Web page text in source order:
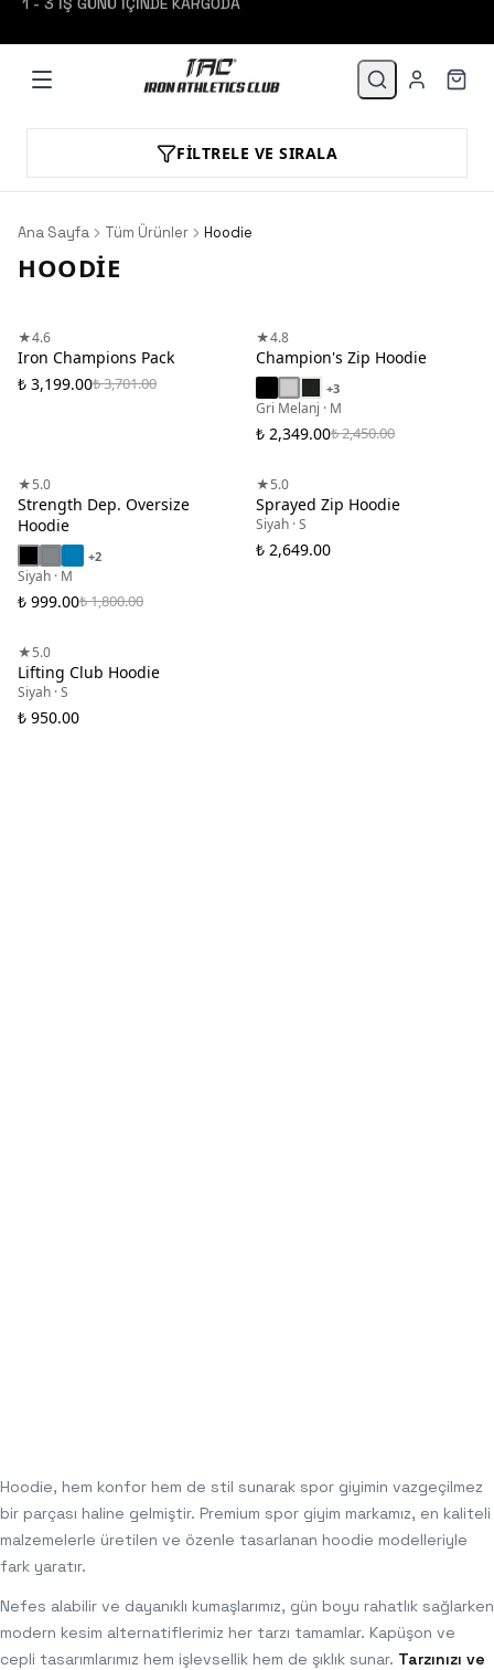
FILTRELE VE SIRALA
Ana Sayfa Tüm Ürünler Hoodie
HOODIE
★4.6
Iron Champions Pack
₺ 3,199.00₺ 3,701.00
★4.8
Champion's Zip Hoodie
+3
Gri Melanj · M
₺ 2,349.00₺ 2,450.00
★5.0
Strength Dep. Oversize
Hoodie
+2
Siyah · M
₺ 999.00₺ 1,800.00
★5.0
Sprayed Zip Hoodie
Siyah · S
₺ 2,649.00
★5.0
Lifting Club Hoodie
Siyah · S
₺ 950.00
Hoodie, hem konfor hem de stil sunarak spor giyimin vazgeçilmez
bir parçası haline gelmiştir. Premium spor giyim markamız, en kaliteli
malzemelerle üretilen ve özenle tasarlanan hoodie modelleriyle
fark yaratır.
Nefes alabilir ve dayanıklı kumaşlarımız, gün boyu rahatlık sağlarken
modern kesim alternatiflerimiz her tarzı tamamlar. Kapüşon ve
cepli tasarımlarımız hem işlevsellik hem de şıklık sunar. Tarzınızı ve